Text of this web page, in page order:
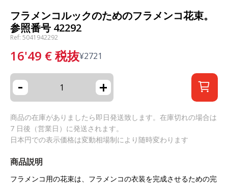
フラメンコルックのためのフラメンコ花束。
参照番号 42292
Ref: 5041942292
16'49 €税抜¥2721
- +
商品の在庫がありましたら即日発送致します。在庫切れの場合は
7 日後（営業日）に発送されます。
日本円での表示価格は変動相場制により随時変わります
商品説明
フラメンコ用の花束は、フラメンコの衣装を完成させるための完